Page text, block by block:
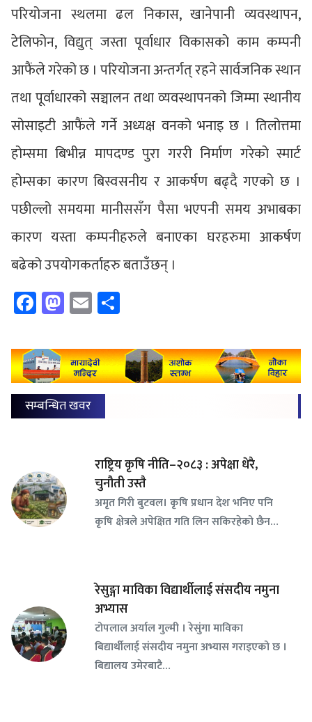
परियोजना स्थलमा ढल निकास, खानेपानी व्यवस्थापन,
टेलिफोन, विद्युत् जस्ता पूर्वाधार विकासको काम कम्पनी
आफैंले गरेको छ । परियोजना अन्तर्गत् रहने सार्वजनिक स्थान
तथा पूर्वाधारको सञ्चालन तथा व्यवस्थापनको जिम्मा स्थानीय
सोसाइटी आफैंले गर्ने अध्यक्ष वनको भनाइ छ । तिलोत्तमा
होम्समा बिभीन्न मापदण्ड पुरा गररी निर्माण गरेको स्मार्ट
होम्सका कारण बिस्वसनीय र आकर्षण बढ्दै गएको छ ।
पछील्लो समयमा मानीससँग पैसा भएपनी समय अभाबका
कारण यस्ता कम्पनीहरुले बनाएका घरहरुमा आकर्षण
बढेको उपयोगकर्ताहरु बताउँछन् ।
Facebook
Mastodon
Email
सम्बन्धित खवर
राष्ट्रिय कृषि नीति–२०८३ : अपेक्षा धेरै,
चुनौती उस्तै
अमृत गिरी बुटवल। कृषि प्रधान देश भनिए पनि
कृषि क्षेत्रले अपेक्षित गति लिन सकिरहेको छैन…
रेसुङ्गा माविका विद्यार्थीलाई संसदीय नमुना
अभ्यास
टोपलाल अर्याल गुल्मी । रेसुंगा माविका
बिद्यार्थीलाई संसदीय नमुना अभ्यास गराइएको छ ।
बिद्यालय उमेरबाटै…